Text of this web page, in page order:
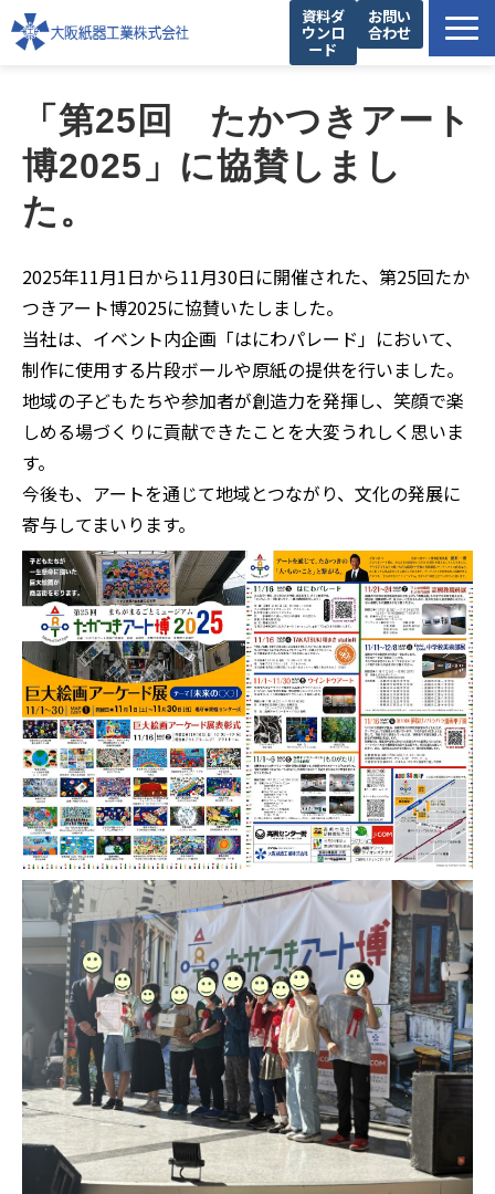
資料ダ
ウンロ
ード
お問い
合わせ
私たちの強み
設備紹介
企業情報
「第25回　たかつきアート
博2025」に協賛しまし
た。
2025年11月1日から11月30日に開催された、第25回たか
つきアート博2025に協賛いたしました。
当社は、イベント内企画「はにわパレード」において、
制作に使用する片段ボールや原紙の提供を行いました。
地域の子どもたちや参加者が創造力を発揮し、笑顔で楽
しめる場づくりに貢献できたことを大変うれしく思いま
す。
今後も、アートを通じて地域とつながり、文化の発展に
寄与してまいります。